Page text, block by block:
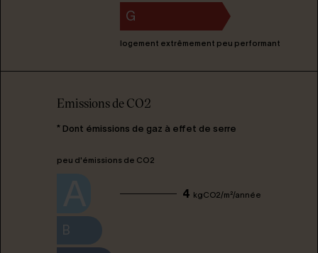
G
logement extrêmement peu performant
Emissions de CO2
* Dont émissions de gaz à effet de serre
peu d'émissions de CO2
4 kgCO2/m²/année
B